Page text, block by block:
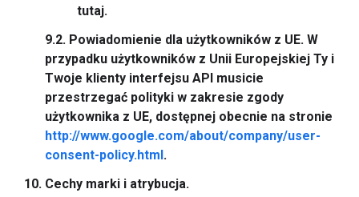
tutaj.
9.2. Powiadomienie dla użytkowników z UE. W
przypadku użytkowników z Unii Europejskiej Ty i
Twoje klienty interfejsu API musicie
przestrzegać polityki w zakresie zgody
użytkownika z UE, dostępnej obecnie na stronie
http://www.google.com/about/company/user-
consent-policy.html.
Cechy marki i atrybucja.